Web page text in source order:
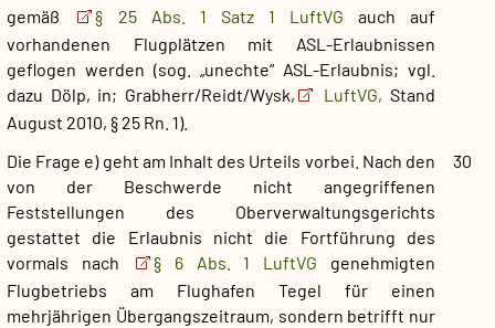
gemäß
§ 25 Abs. 1 Satz 1 LuftVG auch auf
vorhandenen Flugplätzen mit ASL-Erlaubnissen
geflogen werden (sog. „unechte“ ASL-Erlaubnis; vgl.
dazu Dölp, in; Grabherr/​Reidt/​Wysk,
LuftVG, Stand
August 2010, § 25 Rn. 1).
30
Die Frage e) geht am Inhalt des Urteils vorbei. Nach den
von der Beschwerde nicht angegriffenen
Feststellungen des Oberverwaltungsgerichts
gestattet die Erlaubnis nicht die Fortführung des
vormals nach
§ 6 Abs. 1 LuftVG genehmigten
Flugbetriebs am Flughafen Tegel für einen
mehrjährigen Übergangszeitraum, sondern betrifft nur